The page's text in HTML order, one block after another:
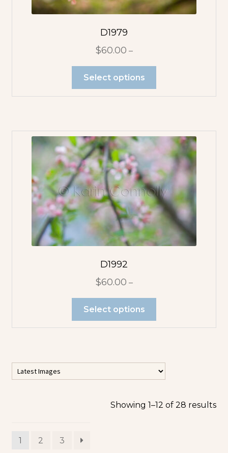
D1979
$60.00 –
Select options
D1992
$60.00 –
Select options
Showing 1–12 of 28 results
1 2 3